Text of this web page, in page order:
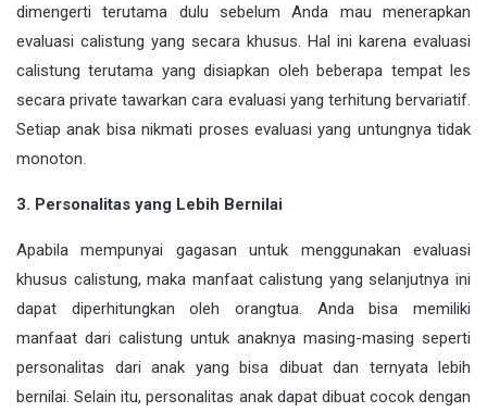
dimengerti terutama dulu sebelum Anda mau menerapkan
evaluasi calistung yang secara khusus. Hal ini karena evaluasi
calistung terutama yang disiapkan oleh beberapa tempat les
secara private tawarkan cara evaluasi yang terhitung bervariatif.
Setiap anak bisa nikmati proses evaluasi yang untungnya tidak
monoton.
3. Personalitas yang Lebih Bernilai
Apabila mempunyai gagasan untuk menggunakan evaluasi
khusus calistung, maka manfaat calistung yang selanjutnya ini
dapat diperhitungkan oleh orangtua. Anda bisa memiliki
manfaat dari calistung untuk anaknya masing-masing seperti
personalitas dari anak yang bisa dibuat dan ternyata lebih
bernilai. Selain itu, personalitas anak dapat dibuat cocok dengan